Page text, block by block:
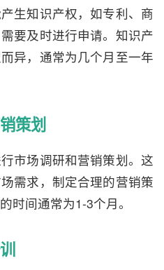
生知识产权，如专利、商
要及时进行申请。知识产
异，通常为几个月至一年
策划
市场调研和营销策划。这
需求，制定合理的营销策
时间通常为1-3个月。